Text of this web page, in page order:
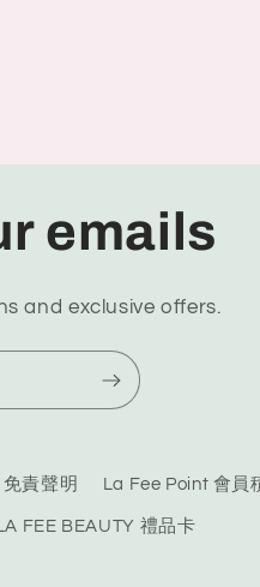
emails
and exclusive offers.
免責聲明 La Fee Point 會員
FEE BEAUTY 禮品卡